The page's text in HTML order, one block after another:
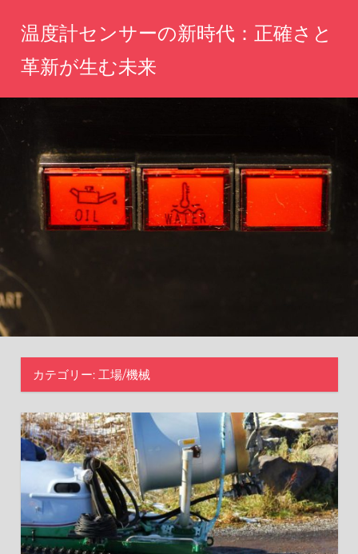
ツ
温度計センサーの新時代：正確さと
革新が生む未来
来
の
計
測
革
技
温
り
を
届
ま
す。
カテゴリー: 工場/機械